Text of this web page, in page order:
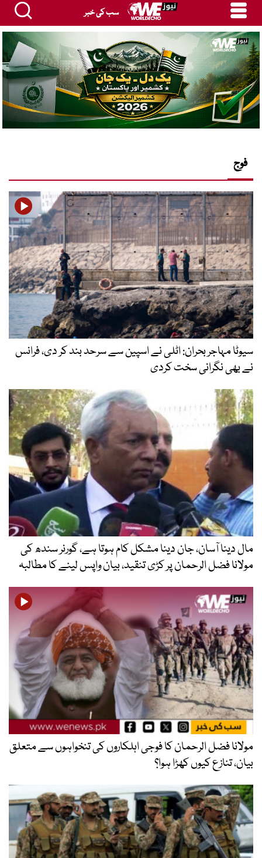
سب کی خبر
فوج
سیوٹا مہاجر بحران: اٹلی نے اسپین سے سرحد بند کر دی، فرانس
نے بھی نگرانی سخت کردی
مال دینا آسان، جان دینا مشکل کام ہوتا ہے، گورنر سندھ کی
مولانا فضل الرحمان پر کڑی تنقید، بیان واپس لینے کا مطالبہ
مولانا فضل الرحمان کا فوجی اہلکاروں کی تنخواہوں سے متعلق
بیان، تنازع کیوں کھڑا ہوا؟